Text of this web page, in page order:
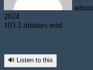
admin
2024
103 2 minutes read
🔊 Listen to this